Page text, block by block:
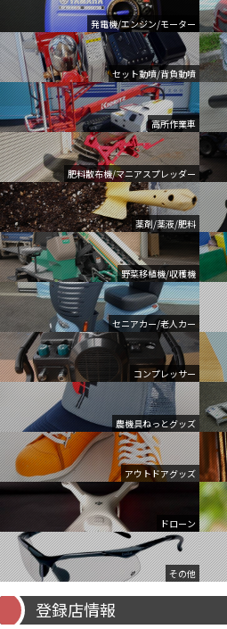
発電機/エンジン/モーター
セット動噴/背負動噴
高所作業車
肥料散布機/マニアスプレッダー
薬剤/薬液/肥料
野菜移植機/収穫機
セニアカー/老人カー
コンプレッサー
農機具ねっとグッズ
アウトドアグッズ
ドローン
その他
登録店情報